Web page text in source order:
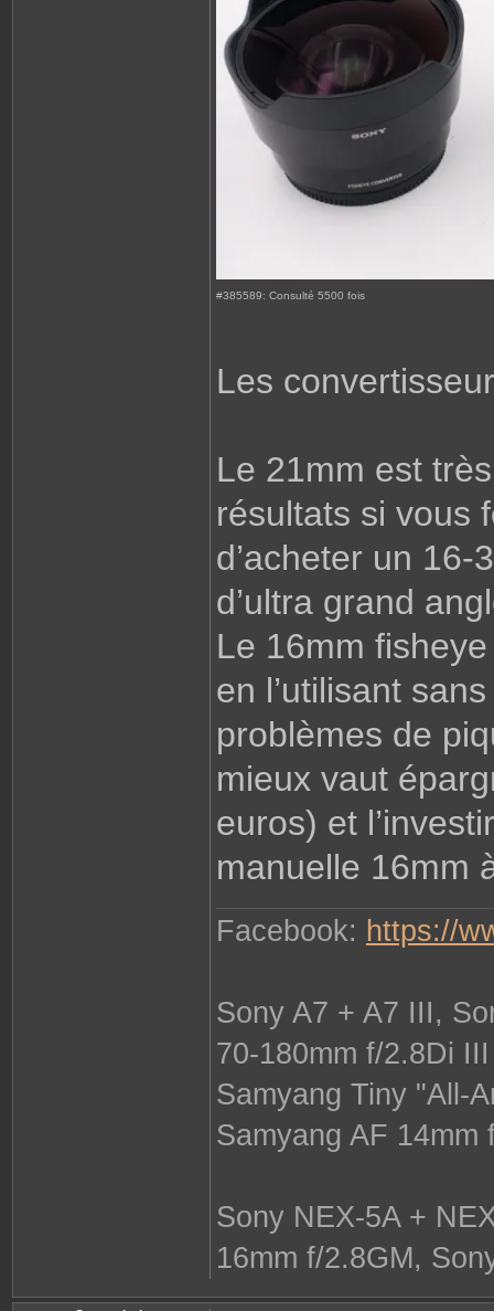
#385589: Consulté 5500 fois
Les
Le 21mm est
résultats si vous
d’acheter un
d’ultra grand
Le 16mm
en l’utilisant
problèmes de
mieux vaut
euros) et
manuelle 16mm
Facebook: https://
Sony A7 + A7 III,
70-180mm f/2.8Di
Samyang Tiny "All-
Samyang AF
Sony NEX-5A +
16mm f/2.8GM,